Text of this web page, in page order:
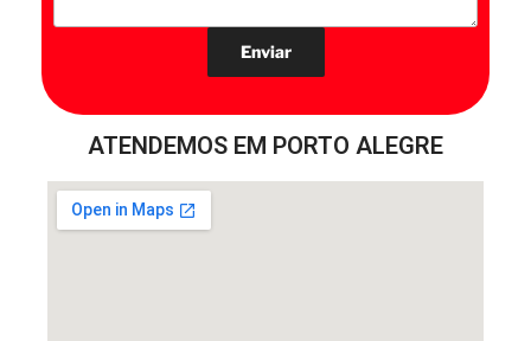
ATENDEMOS EM PORTO ALEGRE